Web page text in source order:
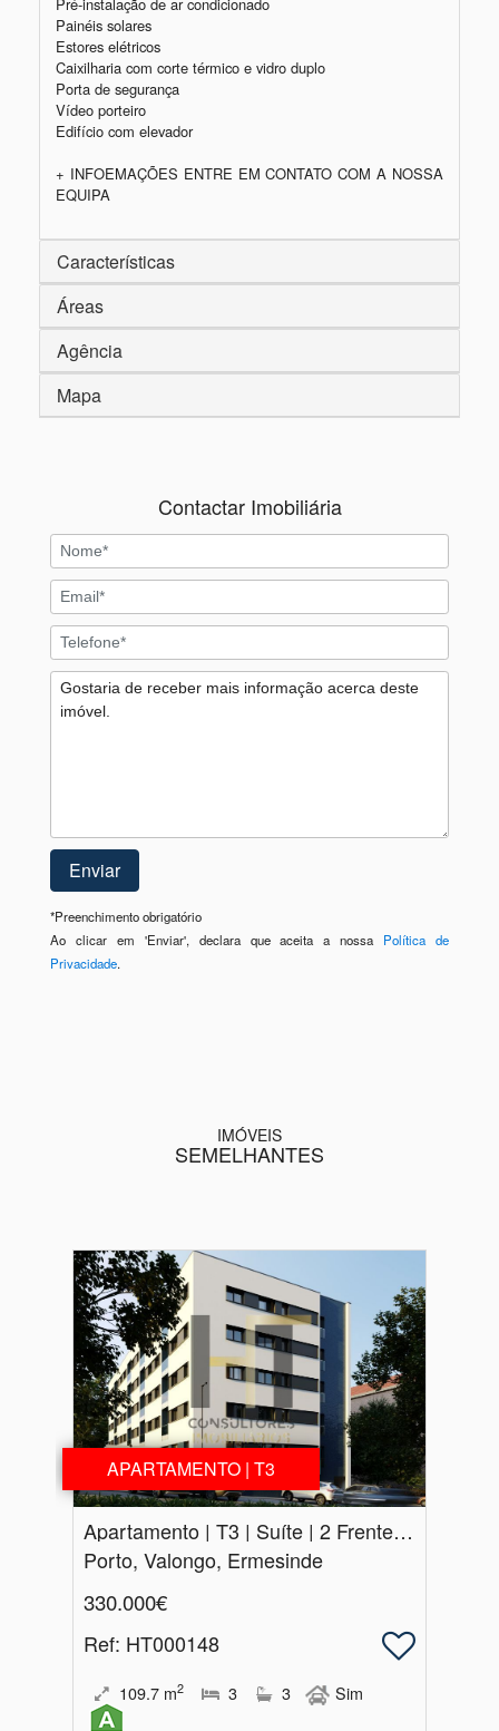
Painéis solares
Estores elétricos
Caixilharia com corte térmico e vidro duplo
Porta de segurança
Vídeo porteiro
Edifício com elevador
+ INFOEMAÇÕES ENTRE EM CONTATO COM A NOSSA
EQUIPA
Características
Áreas
Agência
Mapa
Contactar Imobiliária
*Preenchimento obrigatório
Ao clicar em 'Enviar', declara que aceita a nossa Política de
Privacidade.
IMÓVEIS
SEMELHANTES
APARTAMENTO | T3
Apartamento | T3 | Suíte | 2 Frentes | Ermesinde
Porto, Valongo, Ermesinde
330.000€
Ref: HT000148
109.7 m2 3 3 Sim